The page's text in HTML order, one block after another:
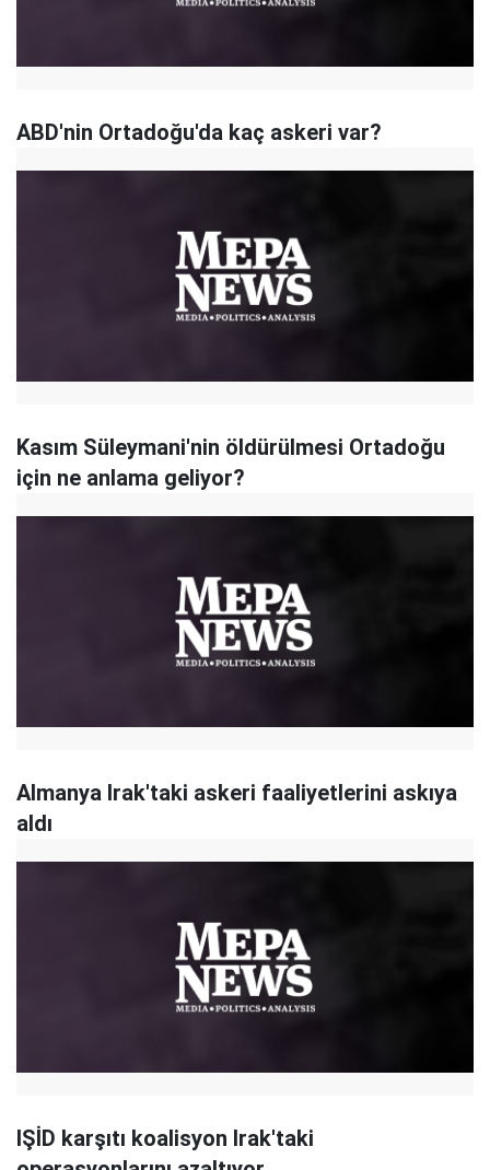
ABD'nin Ortadoğu'da kaç askeri var?
Kasım Süleymani'nin öldürülmesi Ortadoğu
için ne anlama geliyor?
Almanya Irak'taki askeri faaliyetlerini askıya
aldı
IŞİD karşıtı koalisyon Irak'taki